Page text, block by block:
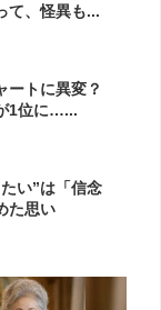
て、怪異も...
ートに異変？
1位に…...
い”は「信念
た思い